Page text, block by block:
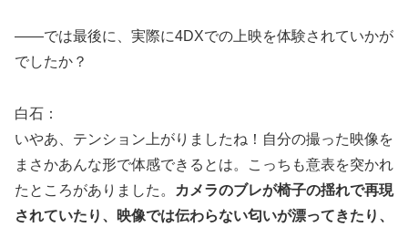
――では最後に、実際に4DXでの上映を体験されていかが
でしたか？
白石：
いやあ、テンション上がりましたね！自分の撮った映像を
まさかあんな形で体感できるとは。こっちも意表を突かれ
たところがありました。
カメラのブレが椅子の揺れで再現
されていたり、映像では伝わらない匂いが漂ってきたり、